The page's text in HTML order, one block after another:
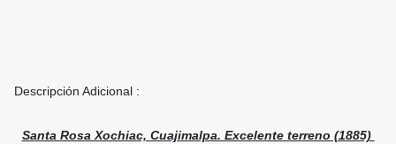
Descripción Adicional :
Santa Rosa Xochiac, Cuajimalpa. Excelente terreno (1885)